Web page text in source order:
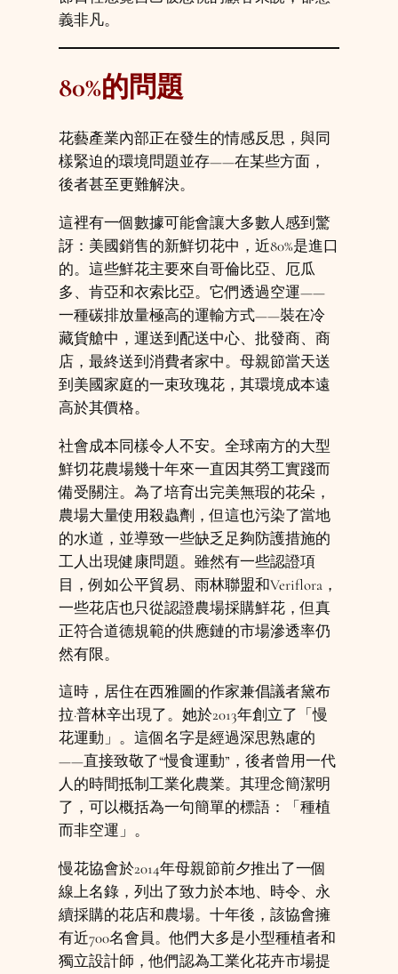
義非凡。
80%的問題
花藝產業內部正在發生的情感反思，與同
樣緊迫的環境問題並存——在某些方面，
後者甚至更難解決。
這裡有一個數據可能會讓大多數人感到驚
訝：美國銷售的新鮮切花中，近80%是進口
的。這些鮮花主要來自哥倫比亞、厄瓜
多、肯亞和衣索比亞。它們透過空運——
一種碳排放量極高的運輸方式——裝在冷
藏貨艙中，運送到配送中心、批發商、商
店，最終送到消費者家中。母親節當天送
到美國家庭的一束玫瑰花，其環境成本遠
高於其價格。
社會成本同樣令人不安。全球南方的大型
鮮切花農場幾十年來一直因其勞工實踐而
備受關注。為了培育出完美無瑕的花朵，
農場大量使用殺蟲劑，但這也污染了當地
的水道，並導致一些缺乏足夠防護措施的
工人出現健康問題。雖然有一些認證項
目，例如公平貿易、雨林聯盟和Veriflora，
一些花店也只從認證農場採購鮮花，但真
正符合道德規範的供應鏈的市場滲透率仍
然有限。
這時，居住在西雅圖的作家兼倡議者黛布
拉‧普林辛出現了。她於2013年創立了「慢
花運動」。這個名字是經過深思熟慮的
——直接致敬了“慢食運動”，後者曾用一代
人的時間抵制工業化農業。其理念簡潔明
了，可以概括為一句簡單的標語：「種植
而非空運」。
慢花協會於2014年母親節前夕推出了一個
線上名錄，列出了致力於本地、時令、永
續採購的花店和農場。十年後，該協會擁
有近700名會員。他們大多是小型種植者和
獨立設計師，他們認為工業化花卉市場提